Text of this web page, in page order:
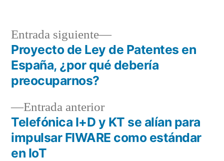
Navegación
de
entradas
Entrada anteriorEntrada
anterior:
Telefónica I+D y KT se alían para
impulsar FIWARE como estándar
en IoT
Entrada siguiente
Entrada
siguiente:
Proyecto de Ley de Patentes en
España, ¿por qué debería
preocuparnos?